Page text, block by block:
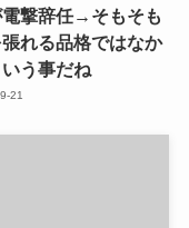
撃辞任→そもそも
れる品格ではなか
う事だね
21